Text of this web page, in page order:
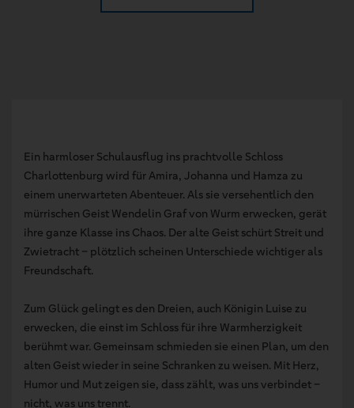
Ein harmloser Schulausflug ins prachtvolle Schloss
Charlottenburg wird für Amira, Johanna und Hamza zu
einem unerwarteten Abenteuer. Als sie versehentlich den
mürrischen Geist Wendelin Graf von Wurm erwecken, gerät
ihre ganze Klasse ins Chaos. Der alte Geist schürt Streit und
Zwietracht – plötzlich scheinen Unterschiede wichtiger als
Freundschaft.
Zum Glück gelingt es den Dreien, auch Königin Luise zu
erwecken, die einst im Schloss für ihre Warmherzigkeit
berühmt war. Gemeinsam schmieden sie einen Plan, um den
alten Geist wieder in seine Schranken zu weisen. Mit Herz,
Humor und Mut zeigen sie, dass zählt, was uns verbindet –
nicht, was uns trennt.